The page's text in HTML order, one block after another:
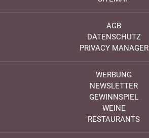
AGB
DATENSCHUTZ
PRIVACY MANAGER
WERBUNG
NEWSLETTER
GEWINNSPIEL
WEINE
RESTAURANTS